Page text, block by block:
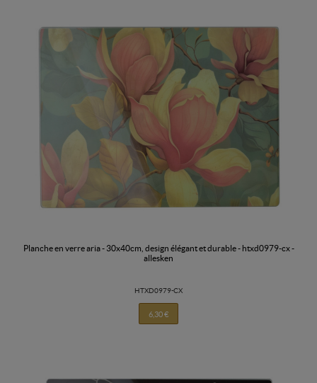
planche en verre aria - 30x40cm, design élégant et durable - htxd0979-cx -
allesken
HTXD0979-CX
6,30 €